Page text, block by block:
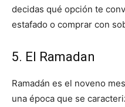
decidas qué opción te
estafado o comprar con
5. El Ramadan
Ramadán es el noveno
una época que se